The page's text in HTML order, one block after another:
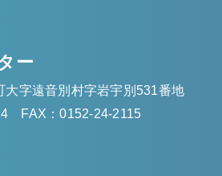
ー
大字遠音別村字岩宇別531番地
FAX：0152-24-2115